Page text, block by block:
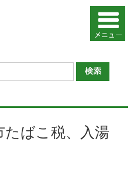
たばこ税、入湯